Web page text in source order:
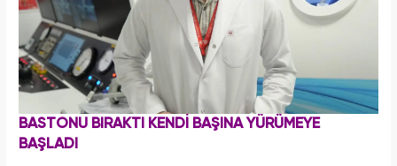
BASTONU BIRAKTI KENDİ BAŞINA YÜRÜMEYE
BAŞLADI